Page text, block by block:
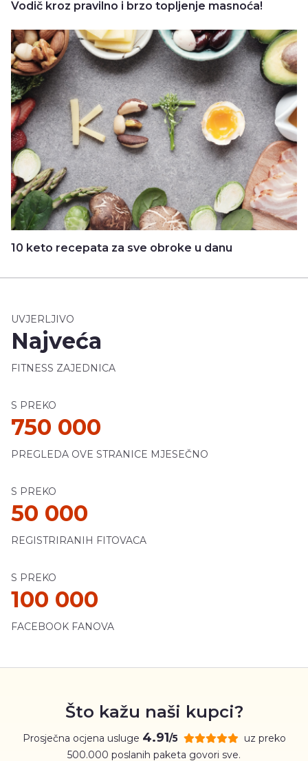
Vodič kroz pravilno i brzo topljenje masnoća!
10 keto recepata za sve obroke u danu
UVJERLJIVO
Najveća
FITNESS ZAJEDNICA
S PREKO
750 000
PREGLEDA OVE STRANICE MJESEČNO
S PREKO
50 000
REGISTRIRANIH FITOVACA
S PREKO
100 000
FACEBOOK FANOVA
Što kažu naši kupci?
Prosječna ocjena usluge 4.91/5
uz preko
500.000 poslanih paketa govori sve.